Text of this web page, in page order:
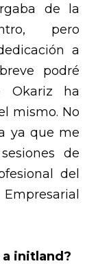
de la
pero
a
podré
Okariz ha
mismo. No
ya que me
de
del
a initland?